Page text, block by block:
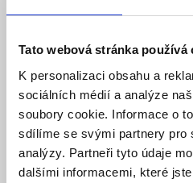
Tato webová stránka používá
K personalizaci obsahu a
sociálních médií a analýze
soubory cookie. Informace o
sdílíme se svými partnery pro
analýzy. Partneři tyto údaje
dalšími informacemi, které